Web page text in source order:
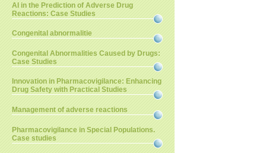
AI in the Prediction of Adverse Drug
Reactions: Case Studies
Congenital abnormalitie
Congenital Abnormalities Caused by Drugs:
Case Studies
Innovation in Pharmacovigilance: Enhancing
Drug Safety with Practical Studies
Management of adverse reactions
Pharmacovigilance in Special Populations.
Case studies